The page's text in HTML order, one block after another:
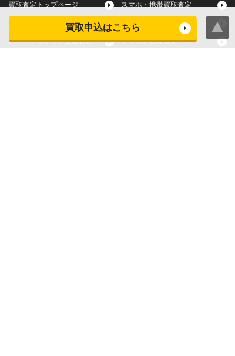
買取申込はこちら
買取査定トップページ スマホ・携帯買取査定
タブレット買取査定 パソコン買取査定
スマートウォッチ買取査定 デジカメ買取査定